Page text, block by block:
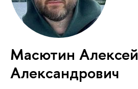
Масютин Алексей
Александрович